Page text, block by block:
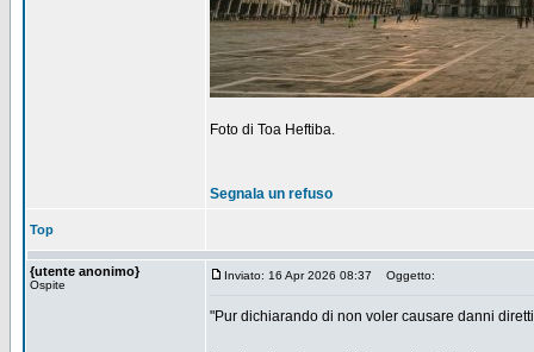
Foto di Toa Heftiba.
Segnala un refuso
Top
{utente anonimo}
Ospite
Inviato: 16 Apr 2026 08:37 Oggetto:
"Pur dichiarando di non voler causare danni